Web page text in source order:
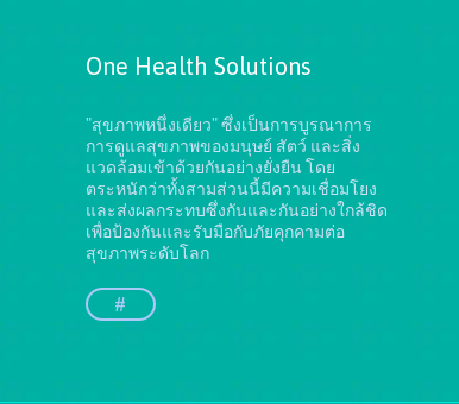
One Health Solutions
"สุขภาพหนึ่งเดียว" ซึ่งเป็นการบูรณาการ
การดูแลสุขภาพของมนุษย์ สัตว์ และสิ่ง
แวดล้อมเข้าด้วยกันอย่างยั่งยืนโดย
ตระหนักว่าทั้งสามส่วนนี้มีความเชื่อมโยง
และส่งผลกระทบซึ่งกันและกันอย่างใกล้ชิด
เพื่อป้องกันและรับมือกับภัยคุกคามต่อ
สุขภาพระดับโลก
#